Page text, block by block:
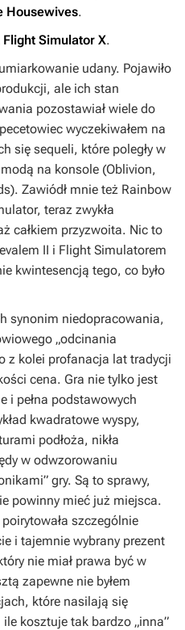
Housewives.
Flight Simulator X.
udany. Pojawiło
ale ich stan
pozostawiał wiele do
wyczekiwałem na
się sequeli, które poległy w
na konsole (Oblivion,
). Zawiódł mnie też Rainbow
teraz zwykła
całkiem przyzwoita. Nic to
II i Flight Simulatorem
kwintesencją tego, co było
synonim niedopracowania,
„odcinania
z kolei profanacja lat tradycji
cena. Gra nie tylko jest
i pełna podstawowych
kwadratowe wyspy,
podłoża, nikła
w odwzorowaniu
gry. Są to sprawy,
powinny mieć już miejsca.
szczególnie
i tajemnie wybrany prezent
nie miał prawa być w
zapewne nie byłem
które nasilają się
kosztuje tak bardzo „inna”